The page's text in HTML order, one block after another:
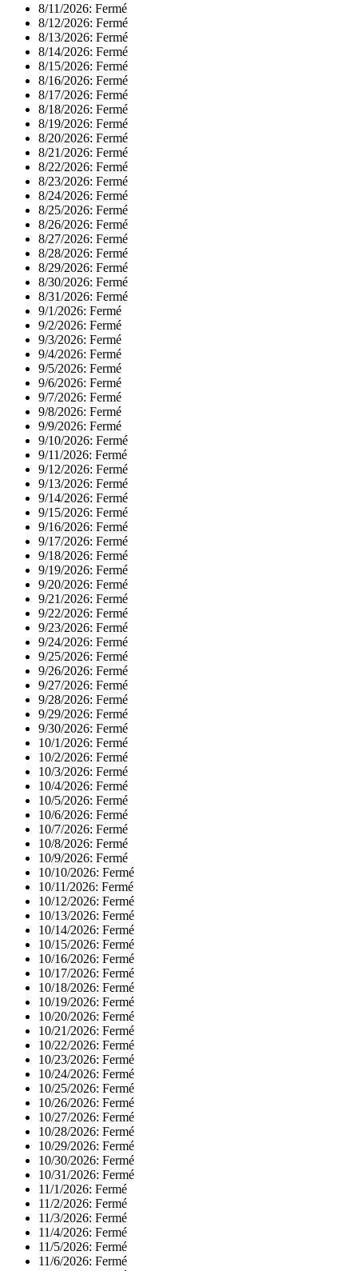
8/11/2026: Fermé
8/12/2026: Fermé
8/13/2026: Fermé
8/14/2026: Fermé
8/15/2026: Fermé
8/16/2026: Fermé
8/17/2026: Fermé
8/18/2026: Fermé
8/19/2026: Fermé
8/20/2026: Fermé
8/21/2026: Fermé
8/22/2026: Fermé
8/23/2026: Fermé
8/24/2026: Fermé
8/25/2026: Fermé
8/26/2026: Fermé
8/27/2026: Fermé
8/28/2026: Fermé
8/29/2026: Fermé
8/30/2026: Fermé
8/31/2026: Fermé
9/1/2026: Fermé
9/2/2026: Fermé
9/3/2026: Fermé
9/4/2026: Fermé
9/5/2026: Fermé
9/6/2026: Fermé
9/7/2026: Fermé
9/8/2026: Fermé
9/9/2026: Fermé
9/10/2026: Fermé
9/11/2026: Fermé
9/12/2026: Fermé
9/13/2026: Fermé
9/14/2026: Fermé
9/15/2026: Fermé
9/16/2026: Fermé
9/17/2026: Fermé
9/18/2026: Fermé
9/19/2026: Fermé
9/20/2026: Fermé
9/21/2026: Fermé
9/22/2026: Fermé
9/23/2026: Fermé
9/24/2026: Fermé
9/25/2026: Fermé
9/26/2026: Fermé
9/27/2026: Fermé
9/28/2026: Fermé
9/29/2026: Fermé
9/30/2026: Fermé
10/1/2026: Fermé
10/2/2026: Fermé
10/3/2026: Fermé
10/4/2026: Fermé
10/5/2026: Fermé
10/6/2026: Fermé
10/7/2026: Fermé
10/8/2026: Fermé
10/9/2026: Fermé
10/10/2026: Fermé
10/11/2026: Fermé
10/12/2026: Fermé
10/13/2026: Fermé
10/14/2026: Fermé
10/15/2026: Fermé
10/16/2026: Fermé
10/17/2026: Fermé
10/18/2026: Fermé
10/19/2026: Fermé
10/20/2026: Fermé
10/21/2026: Fermé
10/22/2026: Fermé
10/23/2026: Fermé
10/24/2026: Fermé
10/25/2026: Fermé
10/26/2026: Fermé
10/27/2026: Fermé
10/28/2026: Fermé
10/29/2026: Fermé
10/30/2026: Fermé
10/31/2026: Fermé
11/1/2026: Fermé
11/2/2026: Fermé
11/3/2026: Fermé
11/4/2026: Fermé
11/5/2026: Fermé
11/6/2026: Fermé